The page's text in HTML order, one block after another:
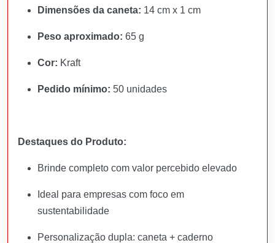
Dimensões da caneta: 14 cm x 1 cm
Peso aproximado: 65 g
Cor: Kraft
Pedido mínimo: 50 unidades
Destaques do Produto:
Brinde completo com valor percebido elevado
Ideal para empresas com foco em
sustentabilidade
Personalização dupla: caneta + caderno